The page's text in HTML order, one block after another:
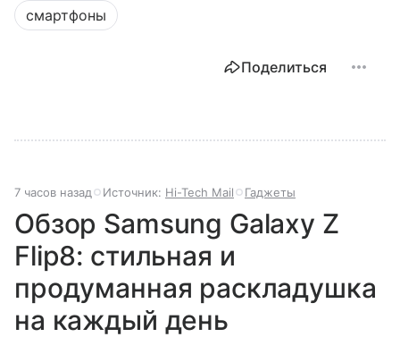
смартфоны
Поделиться
7 часов назад Источник: Hi-Tech Mail Гаджеты
Обзор Samsung Galaxy Z
Flip8: стильная и
продуманная раскладушка
на каждый день